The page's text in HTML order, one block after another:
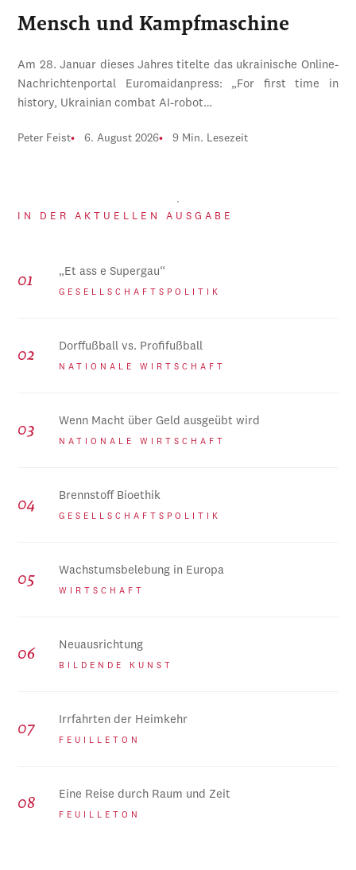
Mensch und Kampfmaschine
Am 28. Januar dieses Jahres titelte das ukrainische Online-
Nachrichtenportal Euromaidanpress: „For first time in
history, Ukrainian combat AI-robot…
Peter Feist 6. August 2026 9 Min. Lesezeit
IN DER AKTUELLEN AUSGABE
„Et ass e Supergau“
GESELLSCHAFTSPOLITIK
Dorffußball vs. Profifußball
NATIONALE WIRTSCHAFT
Wenn Macht über Geld ausgeübt wird
NATIONALE WIRTSCHAFT
Brennstoff Bioethik
GESELLSCHAFTSPOLITIK
Wachstumsbelebung in Europa
WIRTSCHAFT
Neuausrichtung
BILDENDE KUNST
Irrfahrten der Heimkehr
FEUILLETON
Eine Reise durch Raum und Zeit
FEUILLETON